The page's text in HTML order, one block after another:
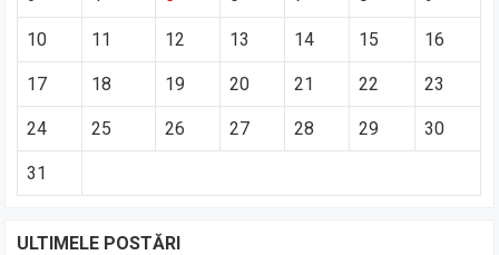
10 11 12 13 14 15 16
17 18 19 20 21 22 23
24 25 26 27 28 29 30
31
ULTIMELE POSTĂRI